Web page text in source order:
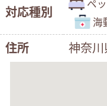
対応種別 ペ
海
住所 神奈